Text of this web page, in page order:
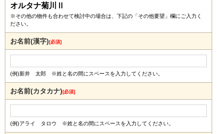
オルタナ菊川Ⅱ
※その他の物件も合わせて検討中の場合は、下記の「その他要望」欄にご入力く
ださい。
お名前(漢字)[必須]
(例)新井 太郎 ※姓と名の間にスペースを入力してください。
お名前(カタカナ)[必須]
(例)アライ タロウ ※姓と名の間にスペースを入力してください。